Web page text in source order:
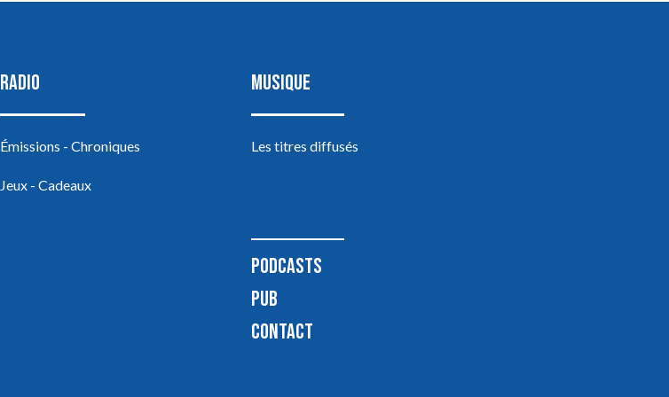
RADIO
Émissions - Chroniques
Jeux - Cadeaux
MUSIQUE
Les titres diffusés
PODCASTS
PUB
CONTACT